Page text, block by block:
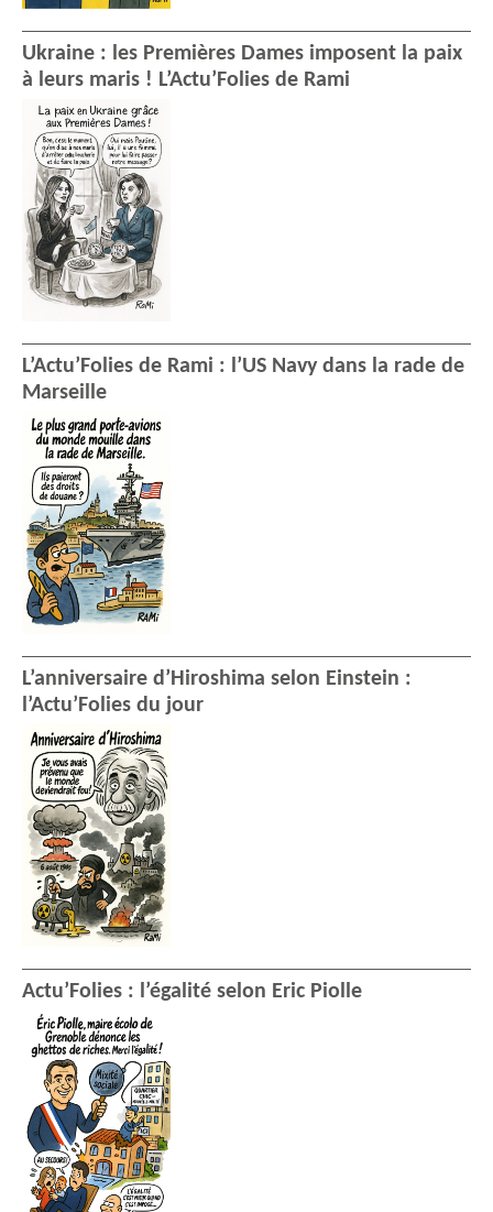
Ukraine : les Premières Dames imposent la paix
à leurs maris ! L’Actu’Folies de Rami
L’Actu’Folies de Rami : l’US Navy dans la rade de
Marseille
L’anniversaire d’Hiroshima selon Einstein :
l’Actu’Folies du jour
Actu’Folies : l’égalité selon Eric Piolle